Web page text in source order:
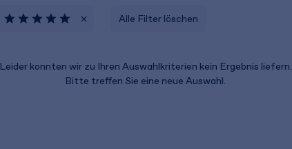
Alle Filter löschen
Leider konnten wir zu Ihren Auswahlkriterien kein Ergebnis liefern.
Bitte treffen Sie eine neue Auswahl.